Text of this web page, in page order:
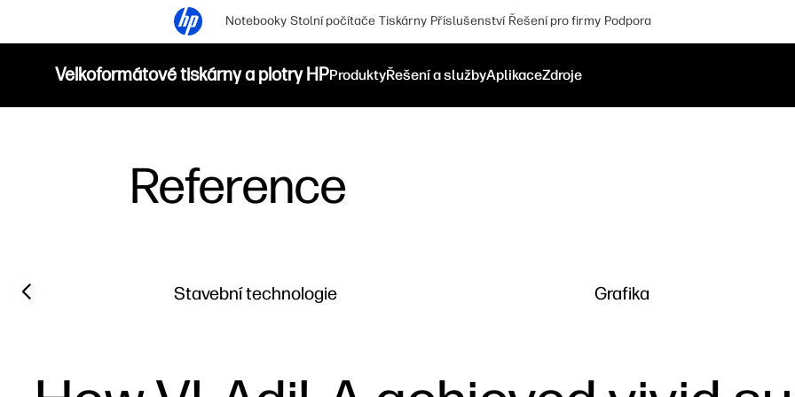
Notebooky Stolní počítače Tiskárny Příslušenství Řešení pro firmy Podpora
Velkoformátové tiskárny a plotry HPProduktyŘešení a službyAplikaceZdroje
Reference
Filter category
Stavební technologie Grafika
Previous slide